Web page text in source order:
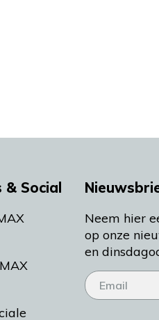
& Social
Neem hier
op onze
en